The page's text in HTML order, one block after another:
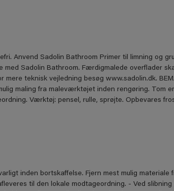
Anvend Sadolin Bathroom Primer til limning og
Sadolin Bathroom. Færdigmalede overﬂader
teknisk vejledning besøg www.sadolin.dk.
maling fra maleværktøjet inden rengøring. Tom
Værktøj: pensel, rulle, sprøjte. Opbevares
inden bortskaffelse. Fjern mest mulig materiale
til den lokale modtageordning. - Ved slibning